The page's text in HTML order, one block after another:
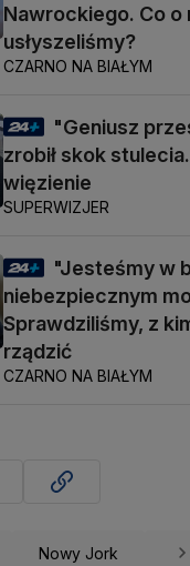
Nawrockiego. Co o
usłyszeliśmy?
CZARNO NA BIAŁYM
"Geniusz
zrobił skok
więzienie
SUPERWIZJER
"Jesteśmy w
niebezpiecznym
Sprawdziliśmy, z
rządzić
CZARNO NA BIAŁYM
Nowy Jork